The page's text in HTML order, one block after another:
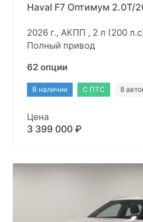
Haval F7 Оптимум 2.0T/
2026 г., АКПП , 2 л (200
Полный привод
62 опции
В наличии С ПТС 8
Цена
3 399 000 ₽